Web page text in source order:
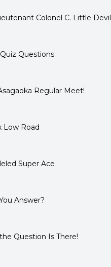
Colonel C. Little Devil
Questions
Regular Meet!
Low Road
Super Ace
Answer?
Question Is There!